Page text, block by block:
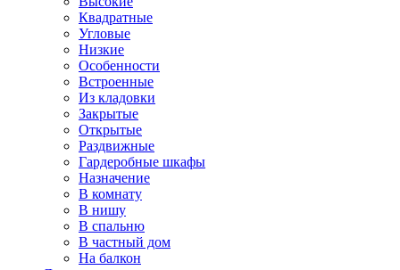
Квадратные
Угловые
Низкие
Особенности
Встроенные
Из кладовки
Закрытые
Открытые
Раздвижные
Гардеробные шкафы
Назначение
В комнату
В нишу
В спальню
В частный дом
На балкон